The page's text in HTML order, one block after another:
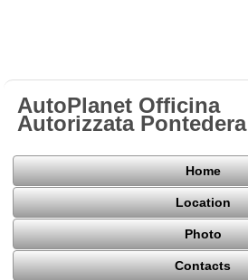
AutoPlanet Officina
Autorizzata Pontedera
Home
Location
Photo
Contacts